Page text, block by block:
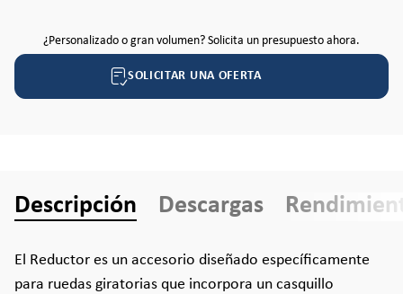
¿Personalizado o gran volumen? Solicita un presupuesto ahora.
SOLICITAR UNA OFERTA
Descripción Descargas
El Reductor es un accesorio diseñado específicamente
para ruedas giratorias que incorpora un casquillo